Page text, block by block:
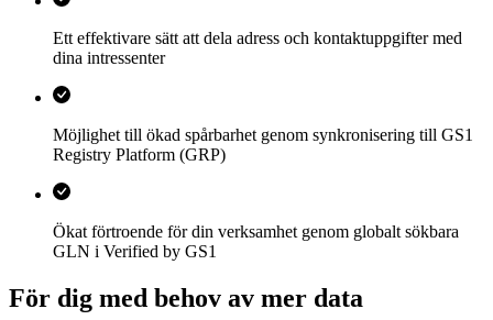
Ett effektivare sätt att dela adress och kontaktuppgifter med
dina intressenter
Möjlighet till ökad spårbarhet genom synkronisering till GS1
Registry Platform (GRP)
Ökat förtroende för din verksamhet genom globalt sökbara
GLN i Verified by GS1
För dig med behov av mer data